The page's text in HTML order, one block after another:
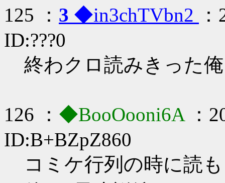
125 ： 3 ◆in3chTVbn2
ID:???0
終わクロ読みきった
126 ： ◆BooOooni6A
：
ID:B+BZpZ860
コミケ行列の時に読